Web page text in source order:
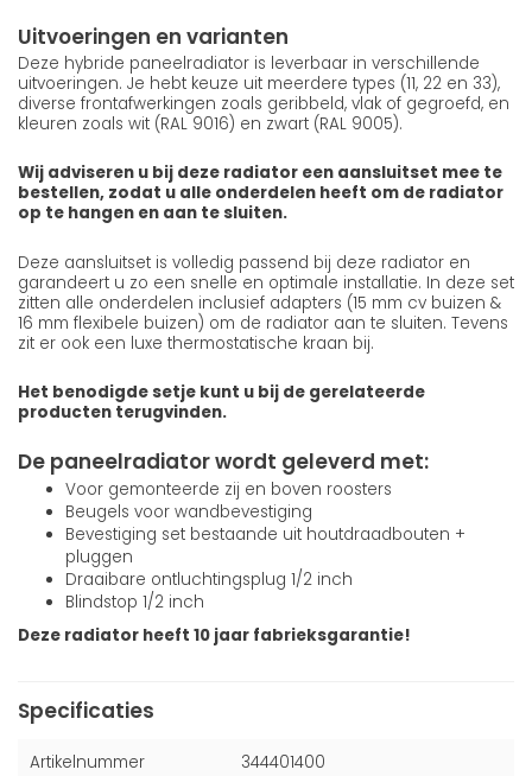
Uitvoeringen en varianten
Deze hybride paneelradiator is leverbaar in verschillende
uitvoeringen. Je hebt keuze uit meerdere types (11, 22 en 33),
diverse frontafwerkingen zoals geribbeld, vlak of gegroefd, en
kleuren zoals wit (RAL 9016) en zwart (RAL 9005).
Wij adviseren u bij deze radiator een aansluitset mee te
bestellen, zodat u alle onderdelen heeft om de radiator
op te hangen en aan te sluiten.
Deze aansluitset is volledig passend bij deze radiator en
garandeert u zo een snelle en optimale installatie. In deze set
zitten alle onderdelen inclusief adapters (15 mm cv buizen &
16 mm flexibele buizen) om de radiator aan te sluiten. Tevens
zit er ook een luxe thermostatische kraan bij.
Het benodigde setje kunt u bij de gerelateerde
producten terugvinden.
De paneelradiator wordt geleverd met:
Voor gemonteerde zij en boven roosters
Beugels voor wandbevestiging
Bevestiging set bestaande uit houtdraadbouten +
pluggen
Draaibare ontluchtingsplug 1/2 inch
Blindstop 1/2 inch
Deze radiator heeft 10 jaar fabrieksgarantie!
Specificaties
Artikelnummer 344401400